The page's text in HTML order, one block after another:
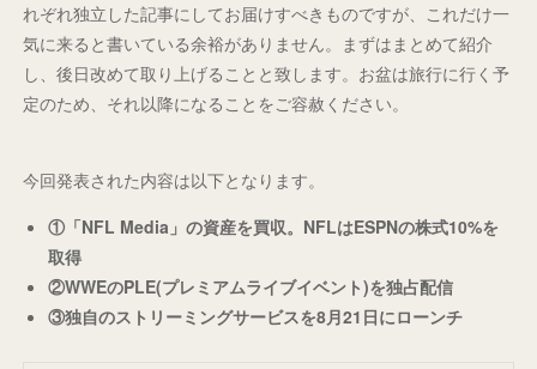
れぞれ独立した記事にしてお届けすべきものですが、これだけ一
気に来ると書いている余裕がありません。まずはまとめて紹介
し、後日改めて取り上げることと致します。お盆は旅行に行く予
定のため、それ以降になることをご容赦ください。
今回発表された内容は以下となります。
①「NFL Media」の資産を買収。NFLはESPNの株式10%を
取得
②WWEのPLE(プレミアムライブイベント)を独占配信
③独自のストリーミングサービスを8月21日にローンチ